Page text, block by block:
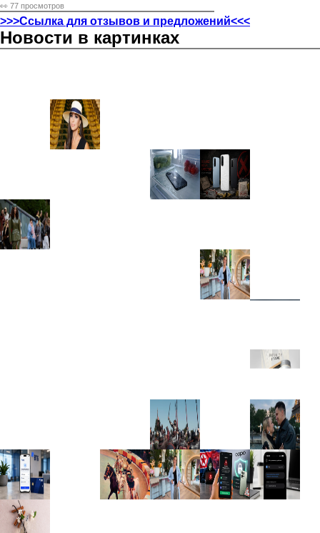
👀 77 просмотров
>>>Ссылка для отзывов и предложений<<<
Новости в картинках